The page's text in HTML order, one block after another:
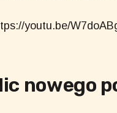
youtu.be/
nowego